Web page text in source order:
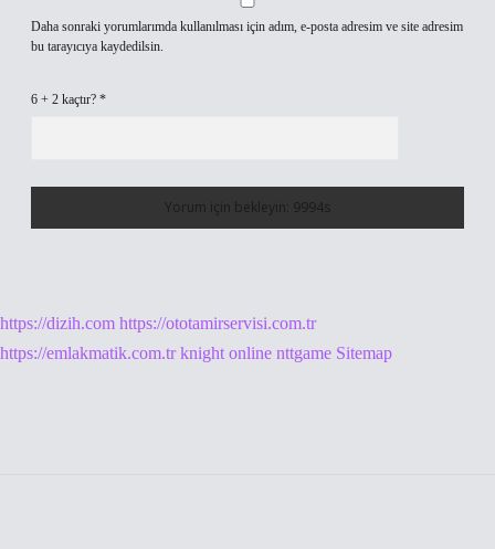
Daha sonraki yorumlarımda kullanılması için adım, e-posta adresim ve site adresim
bu tarayıcıya kaydedilsin.
6 + 2 kaçtır? *
https://dizih.com https://ototamirservisi.com.tr
https://emlakmatik.com.tr knight online nttgame Sitemap